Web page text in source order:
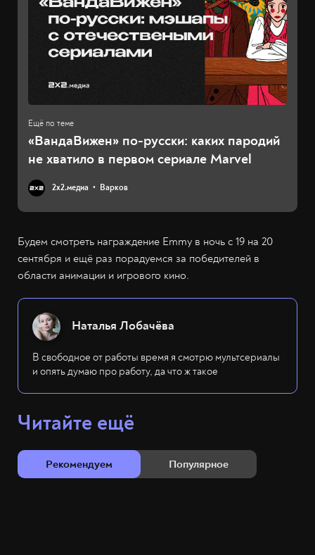
«ВандаВижен» по-русски: каких пародий
не хватило в первом сериале Marvel
2х2.медиа Варков
Будем смотреть награждение Emmy в ночь с 19 на 20
сентября и ещё раз порадуемся за победителей в
области анимации и игрового кино.
Наталья Лобачёва
В свободное от работы время я смотрю мультсериалы
и опять думаю про работу, да что ж такое
Читайте ещё
Рекомендуем Популярное